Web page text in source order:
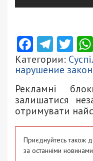
Категории:
нарушение
Рекламні
залишатися
отримувати
Приєднуйтесь також
за останніми